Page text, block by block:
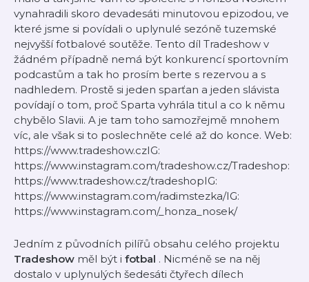
vynahradili skoro devadesáti minutovou epizodou, ve
které jsme si povídali o uplynulé sezóně tuzemské
nejvyšší fotbalové soutěže. Tento díl Tradeshow v
žádném případně nemá být konkurencí sportovním
podcastům a tak ho prosím berte s rezervou a s
nadhledem. Prostě si jeden sparťan a jeden slávista
povídají o tom, proč Sparta vyhrála titul a co k němu
chybělo Slavii. A je tam toho samozřejmě mnohem
víc, ale však si to poslechněte celé až do konce. Web:
https://www.tradeshow.czIG:
https://www.instagram.com/tradeshow.cz/Tradeshop:
https://www.tradeshow.cz/tradeshopIG:
https://www.instagram.com/radimstezka/IG:
https://www.instagram.com/_honza_nosek/
Jedním z původních pilířů obsahu celého projektu
Tradeshow měl být i fotbal . Nicméně se na něj
dostalo v uplynulých šedesáti čtyřech dílech